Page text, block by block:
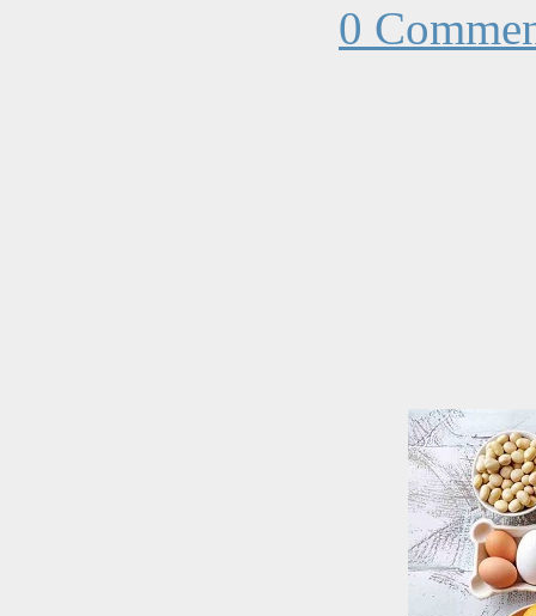
0